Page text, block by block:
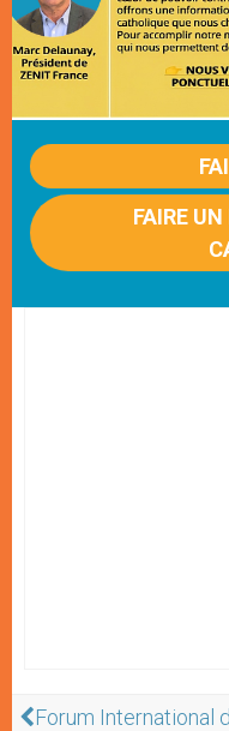
FAIRE
Forum International